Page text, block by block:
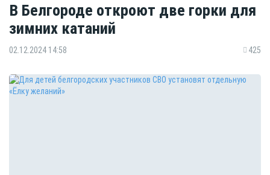
В Белгороде откроют две горки для
зимних катаний
02.12.2024 14:58 425